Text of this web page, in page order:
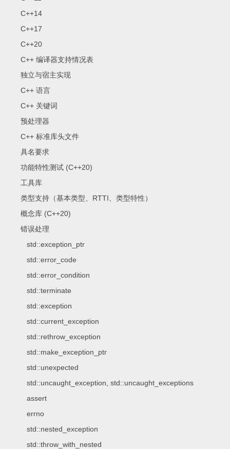
C++14
C++17
C++20
C++ 编译器支持情况表
独立与宿主实现
C++ 语言
C++ 关键词
预处理器
C++ 标准库头文件
具名要求
功能特性测试 (C++20)
工具库
类型支持（基本类型、RTTI、类型特性）
概念库 (C++20)
错误处理
std::exception_ptr
std::error_code
std::error_condition
std::terminate
std::exception
std::current_exception
std::rethrow_exception
std::make_exception_ptr
std::unexpected
std::uncaught_exception, std::uncaught_exceptions
assert
errno
std::nested_exception
std::throw_with_nested